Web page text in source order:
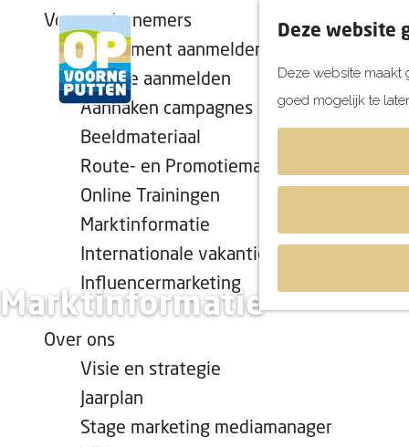
Deze website
Deze website
goed mogelijk te
e
h
Voor ondernemers
Evenement aanmelden
Locatie aanmelden
Aanhaken campagnes
Beeldmateriaal
Route- en Promotiemateriaal
Online Trainingen
Marktinformatie
Internationale vakantiekalender
Influencermarketing
Over ons
Visie en strategie
Jaarplan
Stage marketing mediamanager
Marktinformatie